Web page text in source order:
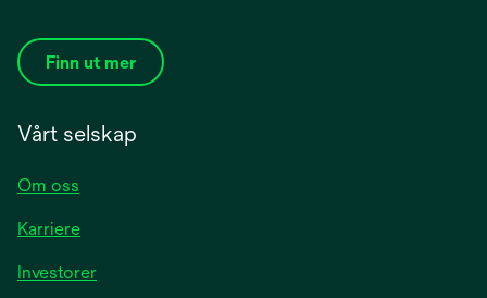
Finn ut mer
Vårt selskap
Om oss
Karriere
Investoreropens